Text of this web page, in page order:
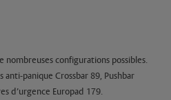
configurations possibles.
panique Crossbar 89, Pushbar
d’urgence Europad 179.